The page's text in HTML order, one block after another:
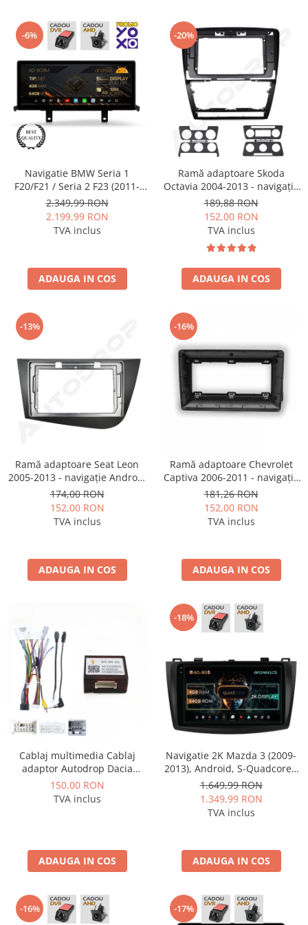
-6%
Navigatie BMW Seria 1
F20/F21 / Seria 2 F23 (2011-
2016), Varianta NBT, Android,
BM-Octacore / 4GB RAM +
64GB ROM, 12.3" Inch - AD-
2.349,99 RON
2.199,99 RON
TVA inclus
ADAUGA IN COS
-20%
Ramă adaptoare Skoda
Octavia 2004-2013 - navigație
Android 10.1″, montaj dedicat
189,88 RON
152,00 RON
TVA inclus
ADAUGA IN COS
-13%
Ramă adaptoare Seat Leon
2005-2013 - navigație Android
9″, montaj dedicat
174,00 RON
152,00 RON
TVA inclus
ADAUGA IN COS
-16%
Ramă adaptoare Chevrolet
Captiva 2006-2011 - navigație
Android 9″, montaj dedicat
181,26 RON
152,00 RON
TVA inclus
ADAUGA IN COS
Cablaj multimedia Cablaj
adaptor Autodrop Dacia
Duster (2015-2017) pentru
Navigații multimedia Android
150,00 RON
TVA inclus
ADAUGA IN COS
-18%
Navigatie 2K Mazda 3 (2009-
2013), Android, S-Quadcore /
4GB RAM + 64GB ROM, 9.5
Inch - AD-BGS90042K+AD-
BGRKIT320
1.649,99 RON
1.349,99 RON
TVA inclus
ADAUGA IN COS
-16% -17%